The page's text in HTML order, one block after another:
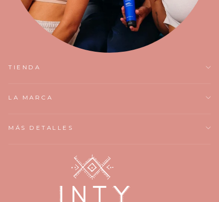
TIENDA
LA MARCA
MÁS DETALLES